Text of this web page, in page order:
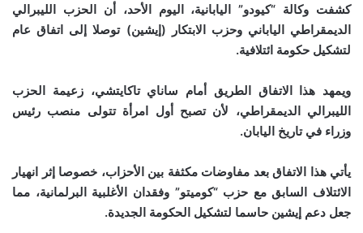
كشفت وكالة “كيودو” اليابانية، اليوم الأحد، أن الحزب الليبرالي
الديمقراطي الياباني وحزب الابتكار (إيشين) توصلا إلى اتفاق عام
لتشكيل حكومة ائتلافية.
ويمهد هذا الاتفاق الطريق أمام ساناي تاكايتشي، زعيمة الحزب
الليبرالي الديمقراطي، لأن تصبح أول امرأة تتولى منصب رئيس
وزراء في تاريخ اليابان.
يأتي هذا الاتفاق بعد مفاوضات مكثفة بين الأحزاب، خصوصا إثر انهيار
الائتلاف السابق مع حزب “كوميتو” وفقدان الأغلبية البرلمانية، مما
جعل دعم إيشين حاسما لتشكيل الحكومة الجديدة.​